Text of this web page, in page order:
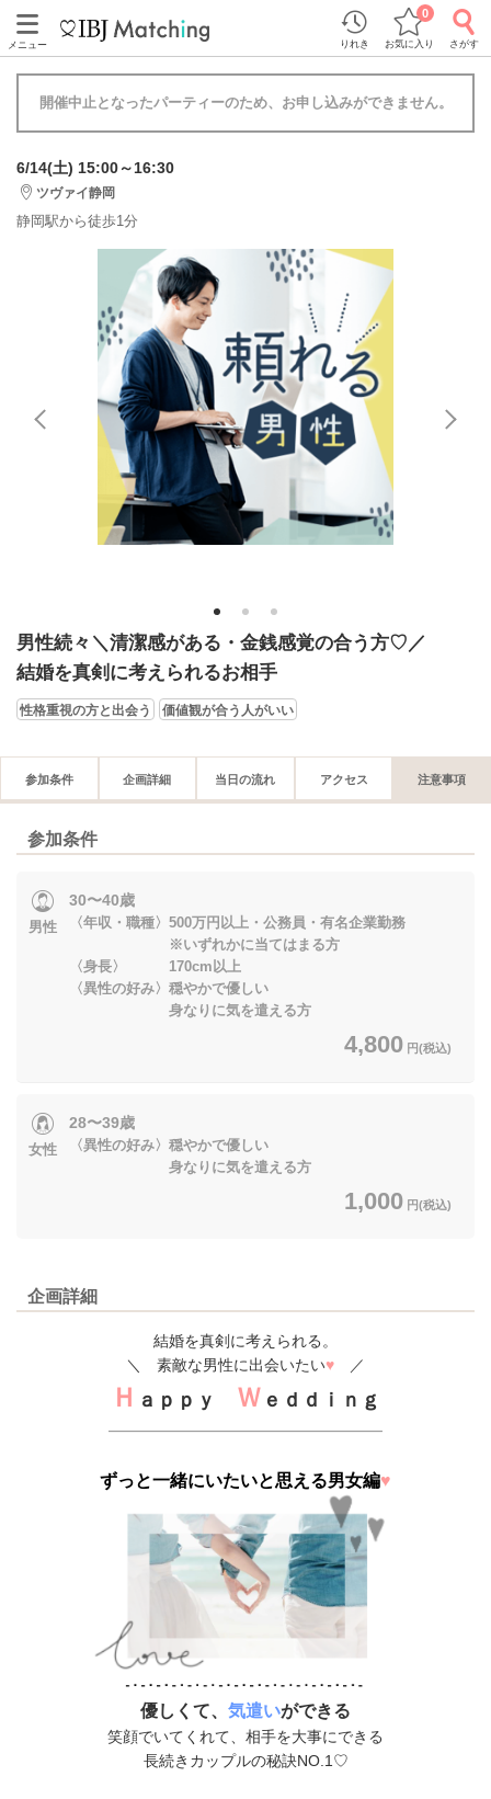
メニュー りれき お気に入り
0
さがす
開催中止となったパーティーのため、お申し込みができません。
6/14(土) 15:00～16:30
ツヴァイ静岡
静岡駅から徒歩1分
1 2 3
男性続々＼清潔感がある・金銭感覚の合う方♡／
結婚を真剣に考えられるお相手
性格重視の方と出会う 価値観が合う人がいい
参加条件 企画詳細 当日の流れ アクセス 注意事項
参加条件
男性
30〜40歳
〈年収・職種〉500万円以上・公務員・有名企業勤務
※いずれかに当てはまる方
〈身長〉 170cm以上
〈異性の好み〉穏やかで優しい
身なりに気を遣える方
4,800 円(税込)
女性
28〜39歳
〈異性の好み〉穏やかで優しい
身なりに気を遣える方
1,000 円(税込)
企画詳細
結婚を真剣に考えられる。
＼ 素敵な男性に出会いたい♥ ／
Ｈ ａｐｐｙ Ｗ ｅｄｄｉｎｇ
ずっと一緒にいたいと思える男女編♥
優しくて、 気遣いができる
笑顔でいてくれて、相手を大事にできる
長続きカップルの秘訣NO.1♡